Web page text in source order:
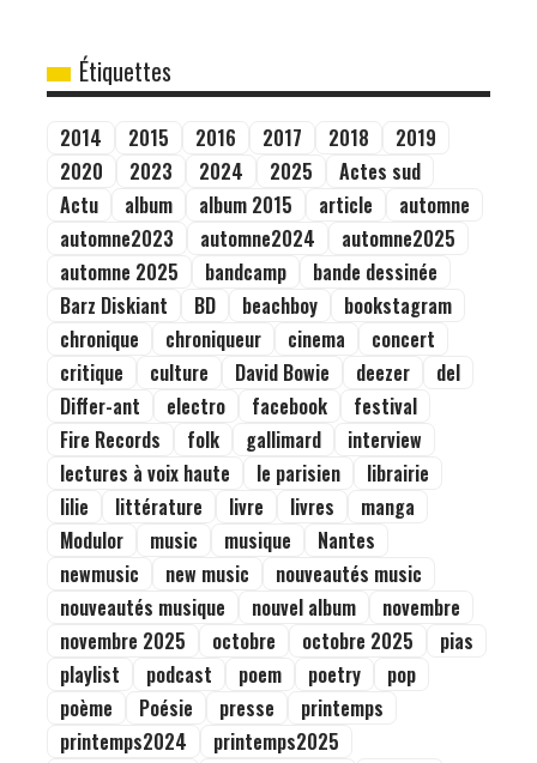
Étiquettes
2014 2015 2016 2017 2018
2019
2020
2023 2024 2025
Actes sud
Actu
album album 2015 article
automne
automne2023
automne2024
automne2025
automne 2025
bandcamp
bande dessinée
Barz Diskiant
BD beachboy
bookstagram
chronique
chroniqueur cinema
concert
critique
culture David Bowie deezer
del
Differ-ant
electro facebook
festival
Fire Records
folk gallimard
interview
lectures à voix haute
le parisien
librairie
lilie
littérature livre livres
manga
Modulor
music musique
Nantes
newmusic
new music
nouveautés music
nouveautés musique
nouvel album
novembre
novembre 2025
octobre octobre 2025
pias
playlist
podcast poem poetry
pop
poème
Poésie presse
printemps
printemps2024
printemps2025